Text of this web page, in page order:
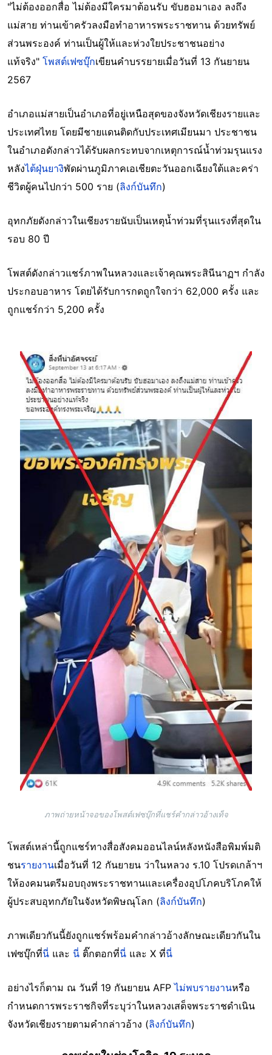
"ไม่ต้องออกสื่อ ไม่ต้องมีใครมาต้อนรับ ขับฮอมาเอง ลงถึง
แม่สาย ท่านเข้าครัวลงมือทำอาหารพระราชทาน ด้วยทรัพย์
ส่วนพระองค์ ท่านเป็นผู้ให้และห่วงใยประชาชนอย่าง
แท้จริง" โพสต์เฟซบุ๊กเขียนคำบรรยายเมื่อวันที่ 13 กันยายน
2567
อำเภอแม่สายเป็นอำเภอที่อยู่เหนือสุดของจังหวัดเชียงรายและ
ประเทศไทย โดยมีชายแดนติดกับประเทศเมียนมา ประชาชน
ในอำเภอดังกล่าวได้รับผลกระทบจากเหตุการณ์น้ำท่วมรุนแรง
หลังไต้ฝุ่นยางิพัดผ่านภูมิภาคเอเชียตะวันออกเฉียงใต้และคร่า
ชีวิตผู้คนไปกว่า 500 ราย (ลิงก์บันทึก)
อุทกภัยดังกล่าวในเชียงรายนับเป็นเหตุน้ำท่วมที่รุนแรงที่สุดใน
รอบ 80 ปี
โพสต์ดังกล่าวแชร์ภาพในหลวงและเจ้าคุณพระสินีนาฏฯ กำลัง
ประกอบอาหาร โดยได้รับการกดถูกใจกว่า 62,000 ครั้ง และ
ถูกแชร์กว่า 5,200 ครั้ง
Image
ภาพถ่ายหน้าจอของโพสต์เฟซบุ๊กที่แชร์คำกล่าวอ้างเท็จ
โพสต์เหล่านี้ถูกแชร์ทางสื่อสังคมออนไลน์หลังหนังสือพิมพ์มติ
ชนรายงานเมื่อวันที่ 12 กันยายน ว่าในหลวง ร.10 โปรดเกล้าฯ
ให้องคมนตรีมอบถุงพระราชทานและเครื่องอุปโภคบริโภคให้
ผู้ประสบอุทกภัยในจังหวัดพิษณุโลก (ลิงก์บันทึก)
ภาพเดียวกันนี้ยังถูกแชร์พร้อมคำกล่าวอ้างลักษณะเดียวกันใน
เฟซบุ๊กที่นี่ และ นี่ ติ๊กตอกที่นี่ และ X ที่นี่
อย่างไรก็ตาม ณ วันที่ 19 กันยายน AFPไม่พบรายงานหรือ
กำหนดการพระราชกิจที่ระบุว่าในหลวงเสด็จพระราชดำเนิน
จังหวัดเชียงรายตามคำกล่าวอ้าง (ลิงก์บันทึก)